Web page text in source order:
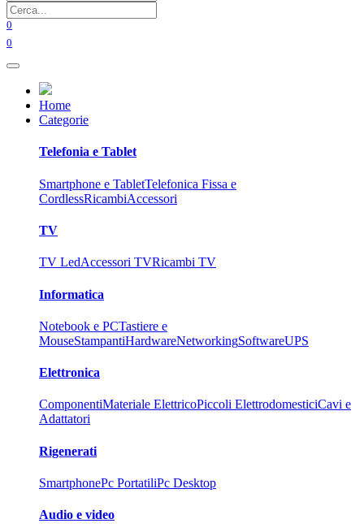
0
0
Home
Categorie
Telefonia e Tablet
Smartphone e TabletTelefonica Fissa e
CordlessRicambiAccessori
TV
TV LedAccessori TVRicambi TV
Informatica
Notebook e PCTastiere e
MouseStampantiHardwareNetworkingSoftwareUPS
Elettronica
ComponentiMateriale ElettricoPiccoli ElettrodomesticiCavi e
Adattatori
Rigenerati
SmartphonePc PortatiliPc Desktop
Audio e video